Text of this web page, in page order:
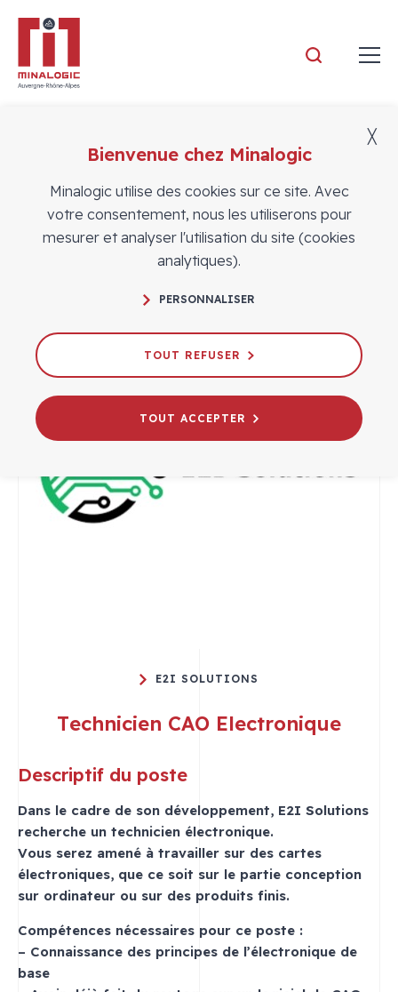
ADHÉRENTS
E2I SOLUTIONS
Technicien CAO Electronique
Descriptif du poste
Dans le cadre de son développement, E2I Solutions
recherche un technicien électronique.
Vous serez amené à travailler sur des cartes
électroniques, que ce soit sur le partie conception
sur ordinateur ou sur des produits finis.
Compétences nécessaires pour ce poste :
– Connaissance des principes de l’électronique de
base
Bienvenue chez Minalogic
Minalogic utilise des cookies sur ce site. Avec
votre consentement, nous les utiliserons pour
mesurer et analyser l'utilisation du site (cookies
analytiques).
PERSONNALISER
TOUT REFUSER
TOUT ACCEPTER
╳